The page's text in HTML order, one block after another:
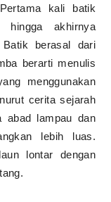
kali batik
hingga akhirnya
berasal dari
berarti menulis
menggunakan
cerita sejarah
abad lampau dan
lebih luas.
lontar dengan